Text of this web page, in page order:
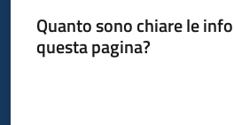
Quanto sono chiare le
questa pagina?